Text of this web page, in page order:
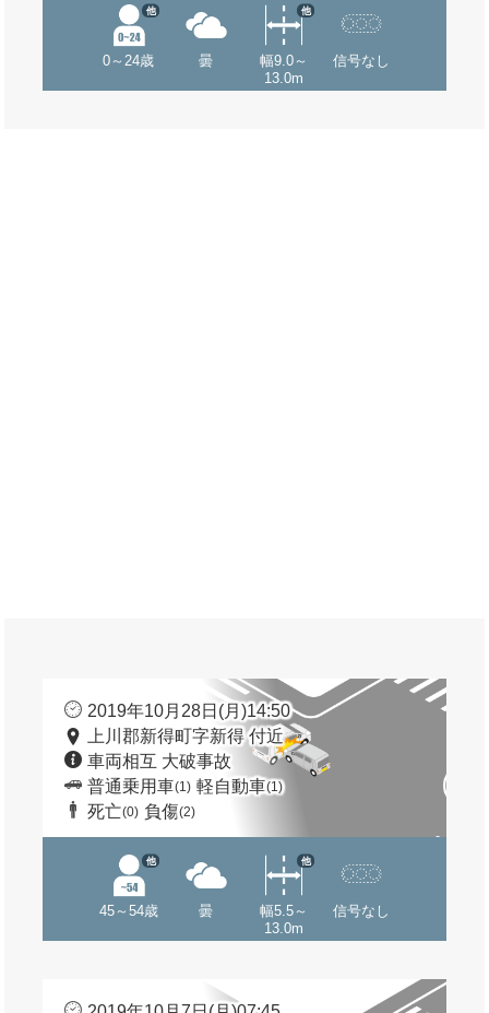
0～24歳
他
曇
幅9.0～
13.0m
他
信号なし
2019年10月28日(月)14:50
上川郡新得町字新得 付近
車両相互 大破事故
普通乗用車(1) 軽自動車(1)
死亡(0) 負傷(2)
45～54歳
他
曇
幅5.5～
13.0m
他
信号なし